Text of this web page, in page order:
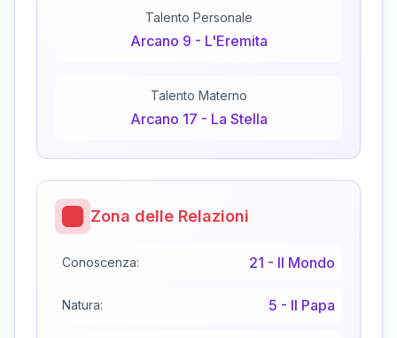
Talento Personale
Arcano 9 - L'Eremita
Talento Materno
Arcano 17 - La Stella
Zona delle Relazioni
Conoscenza: 21 - Il Mondo
Natura: 5 - Il Papa